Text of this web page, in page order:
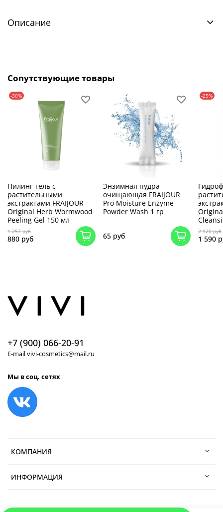
Описание
Сопутствующие товары
-30%
Пилинг-гель с
растительными
экстрактами FRAIJOUR
Original Herb Wormwood
Peeling Gel 150 мл
1 257 руб
880 руб
Энзимная пудра
очищающая FRAIJOUR
Pro Moisture Enzyme
Powder Wash 1 гр
65 руб
-25%
2 120 руб
1 590
КОМПАНИЯ
ИНФОРМАЦИЯ
+7 (900) 066-20-91
E-mail vivi-cosmetics@mail.ru
Мы в соц. сетях